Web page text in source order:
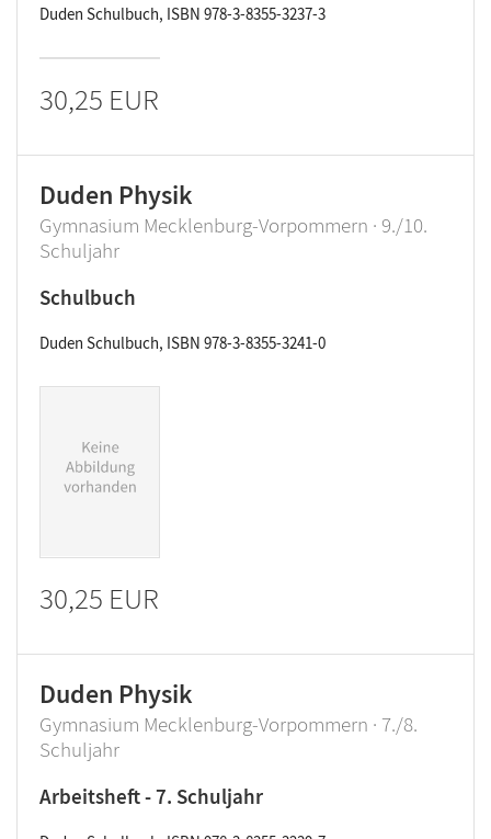
Duden Schulbuch, ISBN 978-3-8355-3237-3
30,25 EUR
Duden Physik
Gymnasium Mecklenburg-Vorpommern · 9./10.
Schuljahr
Schulbuch
Duden Schulbuch, ISBN 978-3-8355-3241-0
30,25 EUR
Duden Physik
Gymnasium Mecklenburg-Vorpommern · 7./8.
Schuljahr
Arbeitsheft - 7. Schuljahr